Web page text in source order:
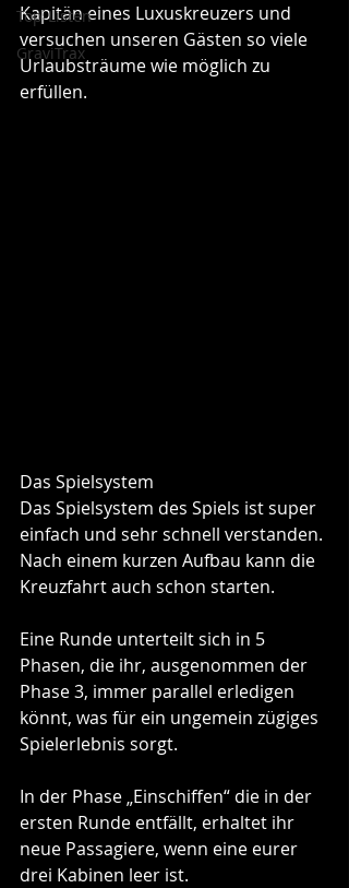
Top-Listen
GraviTrax
Kapitän eines Luxuskreuzers und
versuchen unseren Gästen so viele
Urlaubsträume wie möglich zu
erfüllen.
Das Spielsystem
Das Spielsystem des Spiels ist super
einfach und sehr schnell verstanden.
Nach einem kurzen Aufbau kann die
Kreuzfahrt auch schon starten.
Eine Runde unterteilt sich in 5
Phasen, die ihr, ausgenommen der
Phase 3, immer parallel erledigen
könnt, was für ein ungemein zügiges
Spielerlebnis sorgt.
In der Phase „Einschiffen“ die in der
ersten Runde entfällt, erhaltet ihr
neue Passagiere, wenn eine eurer
drei Kabinen leer ist.